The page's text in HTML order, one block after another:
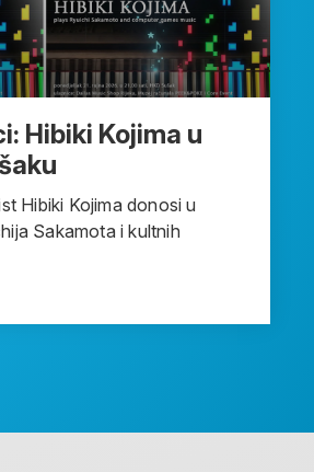
Hibiki Kojima u
Hibiki Kojima donosi u
Sakamota i kultnih